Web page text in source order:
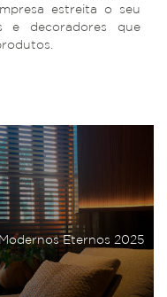
estreita o seu
e decoradores que
Modernos Eternos 2025